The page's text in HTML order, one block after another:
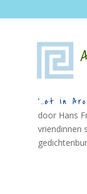
‘…et in
door Hans
vriendinnen